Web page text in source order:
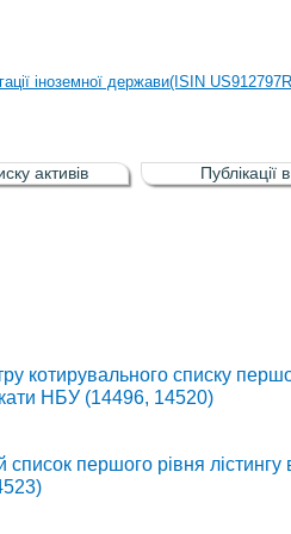
ринку (РФР) включена
іноземної держави(ISIN
внутрішніх державних позик
ринку (РФР) включена
активів Публікації
котирувального списку
НБУ (14496, 14520)
першого рівня лістингу